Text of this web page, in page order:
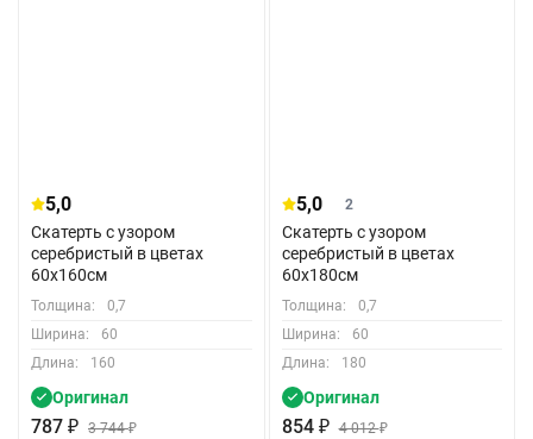
5,0
Скатерть с узором
серебристый в цветах
60x160см
Толщина:
0,7
Ширина:
60
Длина:
160
Оригинал
787 ₽ 3 744₽
5,0 2
Скатерть с узором
серебристый в цветах
60x180см
Толщина:
0,7
Ширина:
60
Длина:
180
Оригинал
854 ₽ 4 012₽